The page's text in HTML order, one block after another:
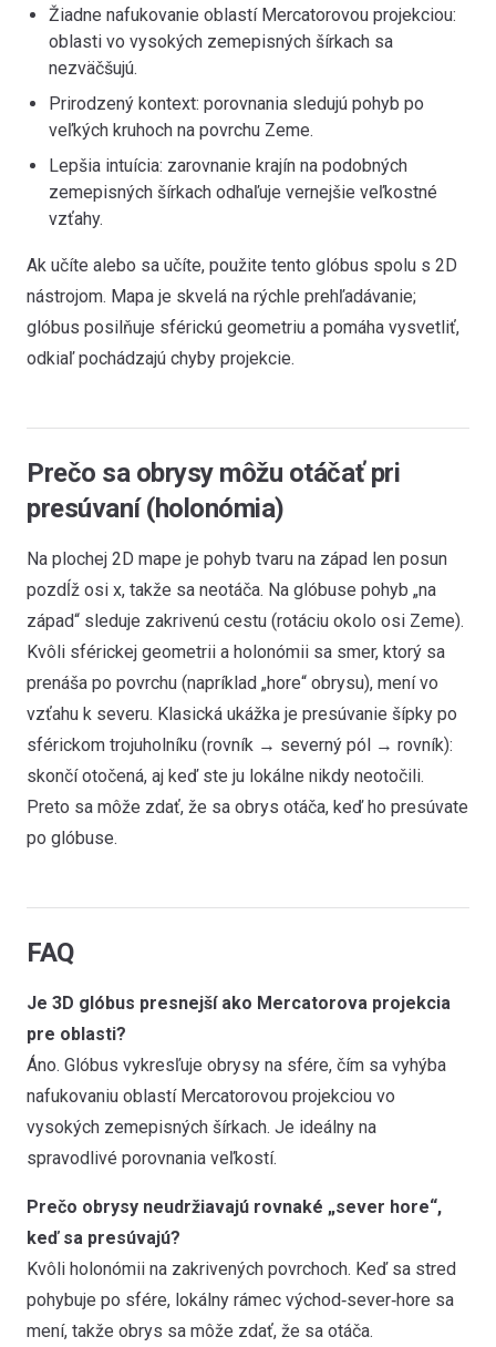
Žiadne nafukovanie oblastí Mercatorovou projekciou:
oblasti vo vysokých zemepisných šírkach sa
nezväčšujú.
Prirodzený kontext: porovnania sledujú pohyb po
veľkých kruhoch na povrchu Zeme.
Lepšia intuícia: zarovnanie krajín na podobných
zemepisných šírkach odhaľuje vernejšie veľkostné
vzťahy.
Ak učíte alebo sa učíte, použite tento glóbus spolu s 2D
nástrojom. Mapa je skvelá na rýchle prehľadávanie;
glóbus posilňuje sférickú geometriu a pomáha vysvetliť,
odkiaľ pochádzajú chyby projekcie.
Prečo sa obrysy môžu otáčať pri
presúvaní (holonómia)
Na plochej 2D mape je pohyb tvaru na západ len posun
pozdĺž osi x, takže sa neotáča. Na glóbuse pohyb „na
západ“ sleduje zakrivenú cestu (rotáciu okolo osi Zeme).
Kvôli sférickej geometrii a holonómii sa smer, ktorý sa
prenáša po povrchu (napríklad „hore“ obrysu), mení vo
vzťahu k severu. Klasická ukážka je presúvanie šípky po
sférickom trojuholníku (rovník → severný pól → rovník):
skončí otočená, aj keď ste ju lokálne nikdy neotočili.
Preto sa môže zdať, že sa obrys otáča, keď ho presúvate
po glóbuse.
FAQ
Je 3D glóbus presnejší ako Mercatorova projekcia
pre oblasti?
Áno. Glóbus vykresľuje obrysy na sfére, čím sa vyhýba
nafukovaniu oblastí Mercatorovou projekciou vo
vysokých zemepisných šírkach. Je ideálny na
spravodlivé porovnania veľkostí.
Prečo obrysy neudržiavajú rovnaké „sever hore“,
keď sa presúvajú?
Kvôli holonómii na zakrivených povrchoch. Keď sa stred
pohybuje po sfére, lokálny rámec východ‑sever‑hore sa
mení, takže obrys sa môže zdať, že sa otáča.